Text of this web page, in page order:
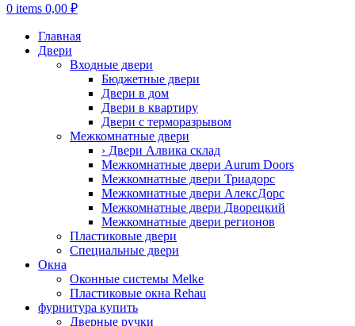
0 items 0,00 ₽
Главная
Двери
Входные двери
Бюджетные двери
Двери в дом
Двери в квартиру
Двери с терморазрывом
Межкомнатные двери
› Двери Алвика склад
Межкомнатные двери Aurum Doors
Межкомнатные двери Триадорс
Межкомнатные двери АлексДорс
Межкомнатные двери Дворецкий
Межкомнатные двери регионов
Пластиковые двери
Специальные двери
Окна
Оконные системы Melke
Пластиковые окна Rehau
фурнитура купить
Дверные ручки